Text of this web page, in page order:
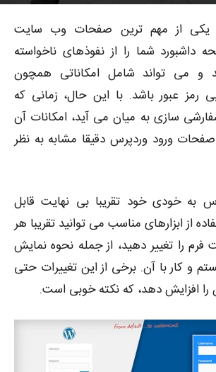
یکی از مهم ترین صفحات وب سایت
شما را از نفوذهای ناخواسته
می تواند شامل امکاناتی همچون
رمز عبور باشد. با این حال، زمانی که
سازی به میان می آید، امکانات آن
ورود وردپرس دقیقا مشابه به نظر
به خودی خود تقریبا بی نهایت قابل
از ابزارهای مناسب می توانید تقریبا هر
فرم را تغییر دهید، از جمله نحوه نمایش
و کار با آن. برخی از این تغییرات حتی
را افزایش دهد، که نکته خوبی است.